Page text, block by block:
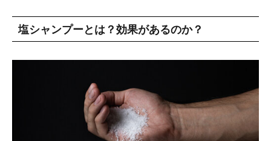
塩シャンプーとは？効果があるのか？